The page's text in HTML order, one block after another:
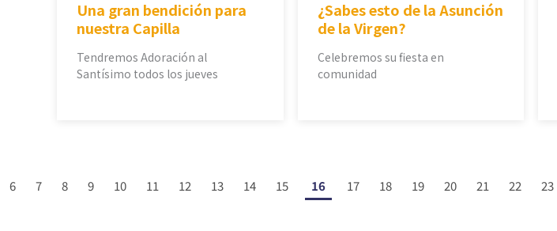
Una gran bendición para
nuestra Capilla
Tendremos Adoración al
Santísimo todos los jueves
¿Sabes esto de la Asunción
de la Virgen?
Celebremos su fiesta en
comunidad
6 7 8 9 10 11 12 13 14 15 16 17 18 19 20 21 22 23